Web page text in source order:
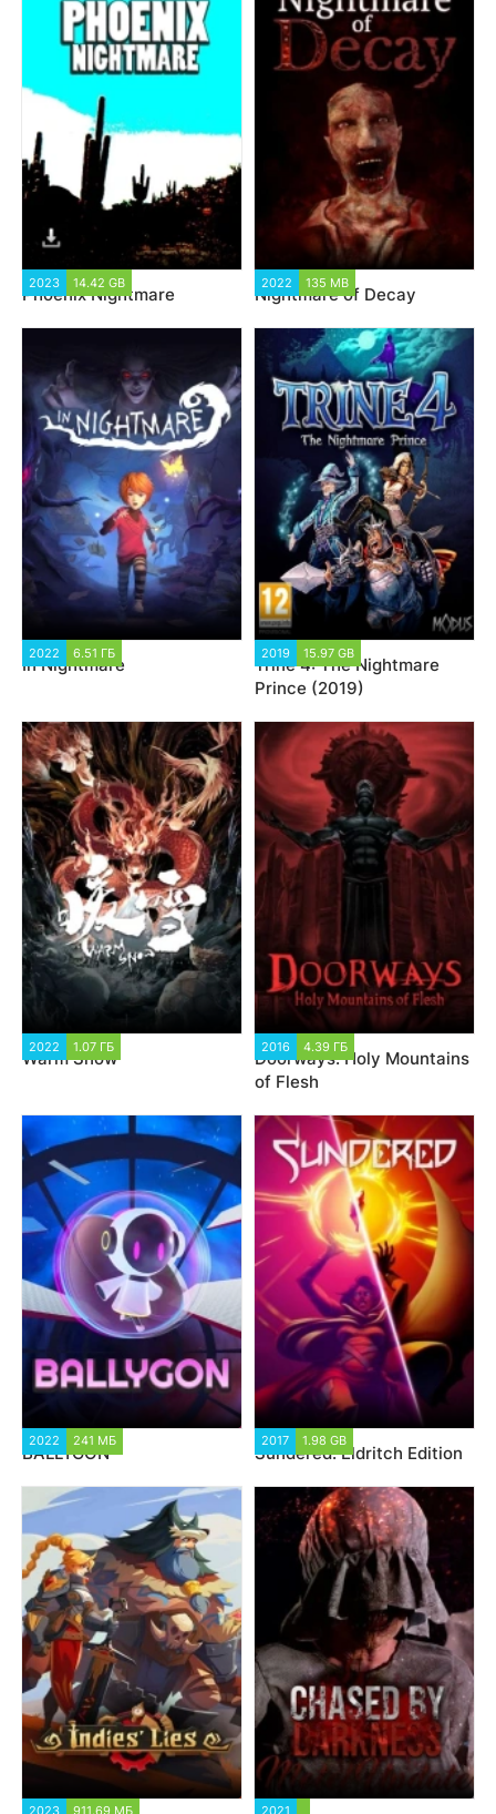
2023 14.42 GB
Phoenix Nightmare
2022 135 MB
Nightmare of Decay
2022 6.51 ГБ
In Nightmare
2019 15.97 GB
Trine 4: The Nightmare
Prince (2019)
2022 1.07 ГБ
Warm Snow
2016 4.39 ГБ
Doorways: Holy Mountains
of Flesh
2022 241 МБ
BALLYGON
2017 1.98 GB
Sundered: Eldritch Edition